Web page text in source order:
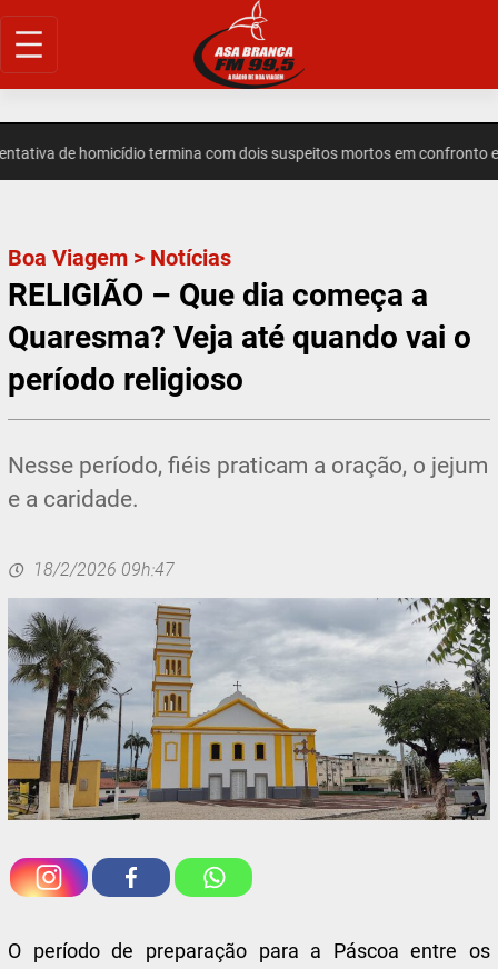
Pular
para
de homicídio termina com dois suspeitos mortos em confronto em
Boa Viagem > Notícias
RELIGIÃO – Que dia começa a
Quaresma? Veja até quando vai o
período religioso
Nesse período, fiéis praticam a oração, o jejum
e a caridade.
18/2/2026 09h:47
O período de preparação para a Páscoa entre os